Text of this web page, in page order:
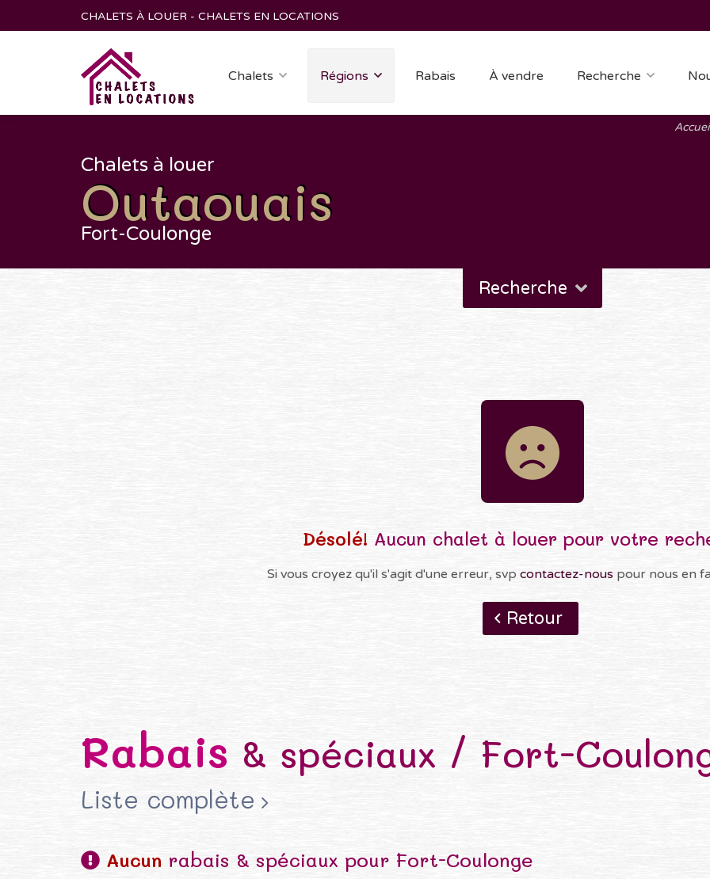
CHALETS À LOUER - CHALETS EN LOCATIONS
Chalets Régions Rabais À vendre Recherche
Chalets à louer
Outaouais
Fort-Coulonge
Recherche
Désolé! Aucun chalet à louer pour votre
Si vous croyez qu'il s'agit d'une erreur, svp contactez-nouspour nous en
Retour
Rabais & spéciaux / Fort-
Liste complète
Aucun rabais & spéciaux pour Fort-Coulonge